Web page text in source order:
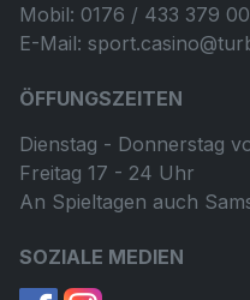
Mobil: 0176 / 433 379 00
E-Mail:
ÖFFUNGSZEITEN
Dienstag - Donnerstag
Freitag 17 - 24 Uhr
An Spieltagen auch
SOZIALE MEDIEN